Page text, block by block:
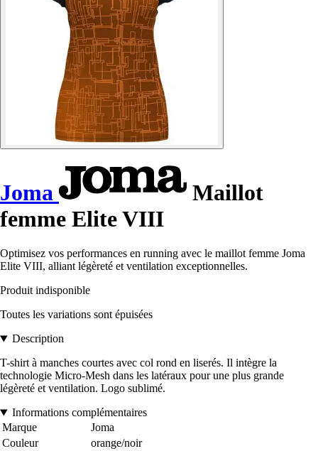
Joma
Maillot
femme Elite VIII
Optimisez vos performances en running avec le maillot femme Joma
Elite VIII, alliant légèreté et ventilation exceptionnelles.
Produit indisponible
Toutes les variations sont épuisées
Description
T-shirt à manches courtes avec col rond en liserés. Il intègre la
technologie Micro-Mesh dans les latéraux pour une plus grande
légèreté et ventilation. Logo sublimé.
Informations complémentaires
Marque
Joma
Couleur
orange/noir